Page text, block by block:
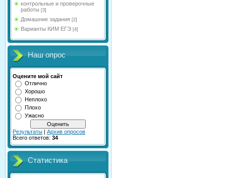
контрольные и проверочные
работы [3]
Домашние задания [2]
Варианты КИМ ЕГЭ [4]
Наш опрос
Оцените мой сайт
Отлично
Хорошо
Неплохо
Плохо
Ужасно
Результаты | Архив опросов
Всего ответов: 34
Статистика